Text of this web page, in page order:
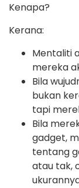
Kenapa?
Kerana:
Mentaliti
mereka
Bila
bukan
tapi
Bila
gadget,
tentang
atau tak,